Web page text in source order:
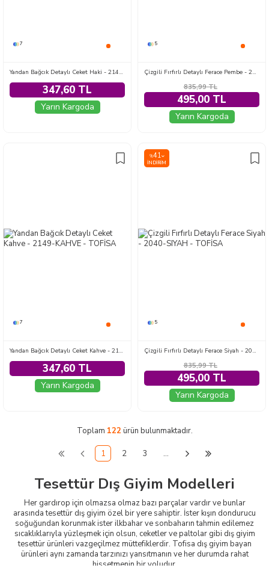
7
Yandan Bağcık Detaylı Ceket Haki - 2149-HAKI
347,60 TL
Yarın Kargoda
5
Çizgili Fırfırlı Detaylı Ferace Pembe - 2040-PEMBE
835,99TL
495,00 TL
Yarın Kargoda
7
Yandan Bağcık Detaylı Ceket Kahve - 2149-KAHVE
347,60 TL
Yarın Kargoda
%41
İNDIRIM
5
Çizgili Fırfırlı Detaylı Ferace Siyah - 2040-SIYAH
835,99TL
495,00 TL
Yarın Kargoda
Toplam 122 ürün bulunmaktadır.
1 2 3 …
Tesettür Dış Giyim Modelleri
Her gardırop için olmazsa olmaz bazı parçalar vardır ve bunlar
arasında tesettür dış giyim özel bir yere sahiptir. İster kışın dondurucu
soğuğundan korunmak ister ilkbahar ve sonbaharın tahmin edilemez
sıcaklıklarıyla yüzleşmek için olsun, ceketler ve paltolar gibi dış giyim
tesettür ürünleri vazgeçilmez müttefiklerdir. Tofisa dış giyim bayan
ürünleri aynı zamanda tarzınızı yansıtmanın ve her durumda rahat
hissetmenin bir yoludur.